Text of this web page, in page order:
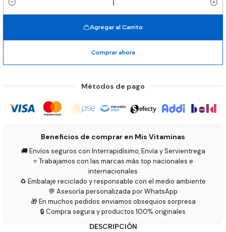
Cantidad
Agregar al Carrito
Comprar ahora
Métodos de pago
Beneficios de comprar en Mis Vitaminas
🚚 Envíos seguros con Interrapidísimo, Envía y Servientrega
⭐ Trabajamos con las marcas más top nacionales e
internacionales
♻️ Embalaje reciclado y responsable con el medio ambiente
💬 Asesoría personalizada por WhatsApp
🎁 En muchos pedidos enviamos obsequios sorpresa
🔒 Compra segura y productos 100% originales
DESCRIPCIÓN